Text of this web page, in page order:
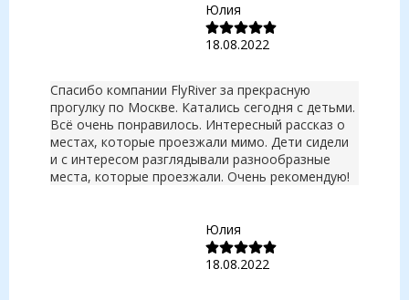
Юлия
18.08.2022
Спасибо компании FlyRiver за прекрасную
прогулку по Москве. Катались сегодня с детьми.
Всё очень понравилось. Интересный рассказ о
местах, которые проезжали мимо. Дети сидели
и с интересом разглядывали разнообразные
места, которые проезжали. Очень рекомендую!
Юлия
18.08.2022